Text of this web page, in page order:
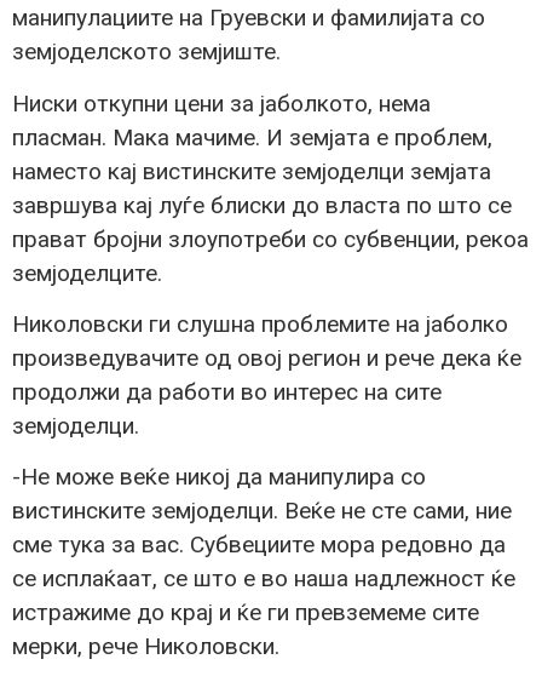
манипулациите на Груевски и фамилијата со
земјоделското земјиште.
Ниски откупни цени за јаболкото, нема
пласман. Мака мачиме. И земјата е проблем,
наместо кај вистинските земјоделци земјата
завршува кај луѓе блиски до власта по што се
прават бројни злоупотреби со субвенции, рекоа
земјоделците.
Николовски ги слушна проблемите на јаболко
произведувачите од овој регион и рече дека ќе
продолжи да работи во интерес на сите
земјоделци.
-Не може веќе никој да манипулира со
вистинските земјоделци. Веќе не сте сами, ние
сме тука за вас. Субвециите мора редовно да
се исплаќаат, се што е во наша надлежност ќе
истражиме до крај и ќе ги превземеме сите
мерки, рече Николовски.